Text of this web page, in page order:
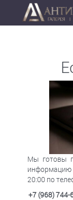
Мы готовы
информацию
20:00 по
+7 (968) 744-